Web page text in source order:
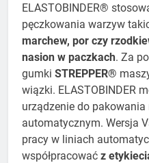
ELASTOBINDER®
pęczkowania warzyw
marchew, por czy
nasion w paczkach. Za
gumki STREPPER®
wiązki. ELASTOBINDER
urządzenie do
automatycznym. Wersja
pracy w liniach
współpracować z